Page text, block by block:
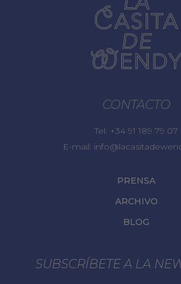
CONTACTO
Tel: +34 91 189 79 07
E-mail:
PRENSA
ARCHIVO
BLOG
SUBSCRÍBETE A LA